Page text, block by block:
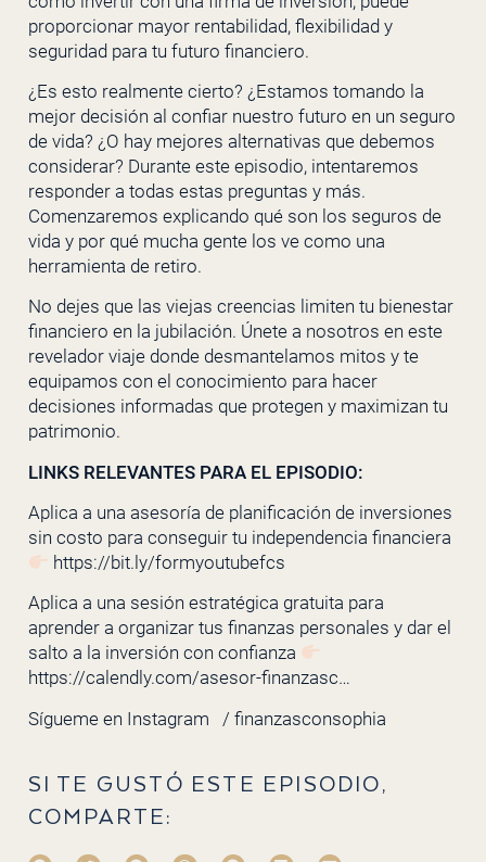
proporcionar mayor rentabilidad, flexibilidad y
seguridad para tu futuro financiero.
¿Es esto realmente cierto? ¿Estamos tomando la
mejor decisión al confiar nuestro futuro en un seguro
de vida? ¿O hay mejores alternativas que debemos
considerar? Durante este episodio, intentaremos
responder a todas estas preguntas y más.
Comenzaremos explicando qué son los seguros de
vida y por qué mucha gente los ve como una
herramienta de retiro.
No dejes que las viejas creencias limiten tu bienestar
financiero en la jubilación. Únete a nosotros en este
revelador viaje donde desmantelamos mitos y te
equipamos con el conocimiento para hacer
decisiones informadas que protegen y maximizan tu
patrimonio.
LINKS RELEVANTES PARA EL EPISODIO:
Aplica a una asesoría de planificación de inversiones
sin costo para conseguir tu independencia financiera
https://bit.ly/formyoutubefcs
Aplica a una sesión estratégica gratuita para
aprender a organizar tus finanzas personales y dar el
salto a la inversión con confianza
https://calendly.com/asesor-finanzasc…
Sígueme en Instagram
/ finanzasconsophia
SI TE GUSTÓ ESTE EPISODIO,
COMPARTE: